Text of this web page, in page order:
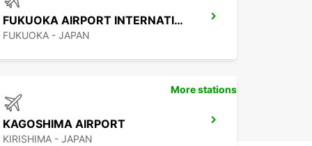
FUKUOKA AIRPORT INTERNATIONAL TERMINAL
FUKUOKA - JAPAN
KAGOSHIMA AIRPORT
KIRISHIMA - JAPAN
More stations